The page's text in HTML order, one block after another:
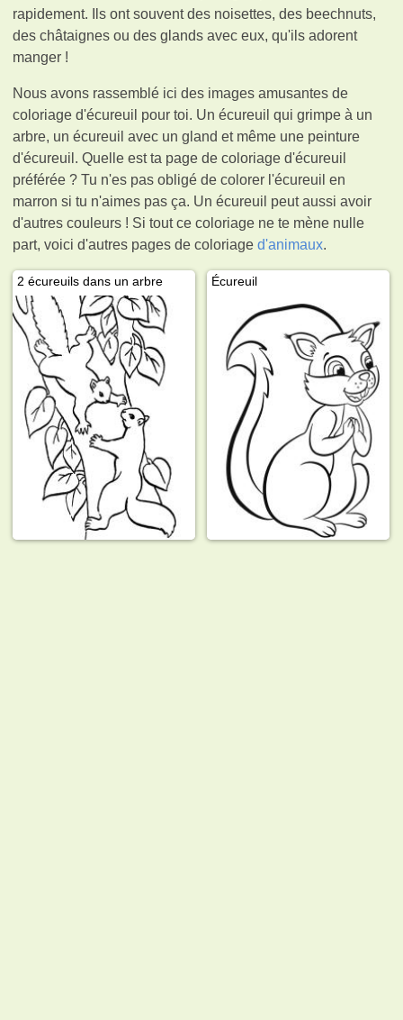
rapidement. Ils ont souvent des noisettes, des beechnuts,
des châtaignes ou des glands avec eux, qu'ils adorent
manger !
Nous avons rassemblé ici des images amusantes de
coloriage d'écureuil pour toi. Un écureuil qui grimpe à un
arbre, un écureuil avec un gland et même une peinture
d'écureuil. Quelle est ta page de coloriage d'écureuil
préférée ? Tu n'es pas obligé de colorer l'écureuil en
marron si tu n'aimes pas ça. Un écureuil peut aussi avoir
d'autres couleurs ! Si tout ce coloriage ne te mène nulle
part, voici d'autres pages de coloriaged'animaux.
2 écureuils dans un arbre Écureuil